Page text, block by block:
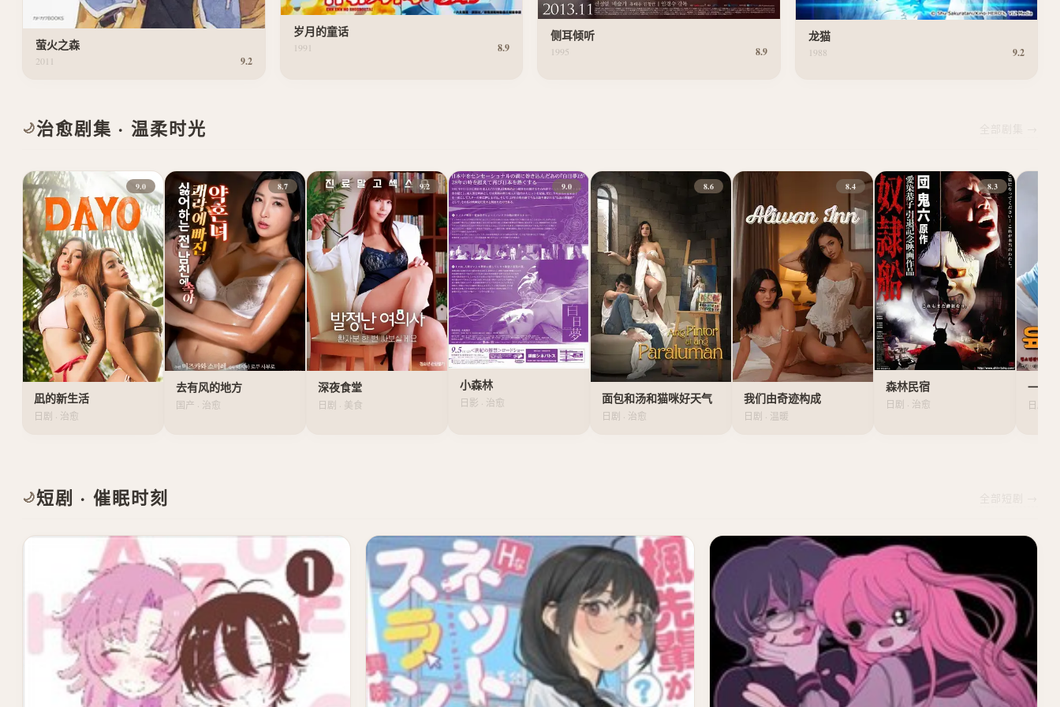
萤火之森
2011 9.2
岁月的童话
1991 8.9
侧耳倾听
1995 8.9
龙猫
1988 9.2
🌙治愈剧集 · 温柔时光
9.0
凪的新生活
日剧 · 治愈
8.7
去有风的地方
国产 · 治愈
9.2
深夜食堂
日剧 · 美食
9.0
小森林
日影 · 治愈
8.6
面包和汤和猫咪好天气
日剧 · 治愈
8.4
我们由奇迹构成
日剧 · 温暖
8.3
森林民宿
日剧 · 治愈
一个
日剧 ·
🌙短剧 · 催眠时刻